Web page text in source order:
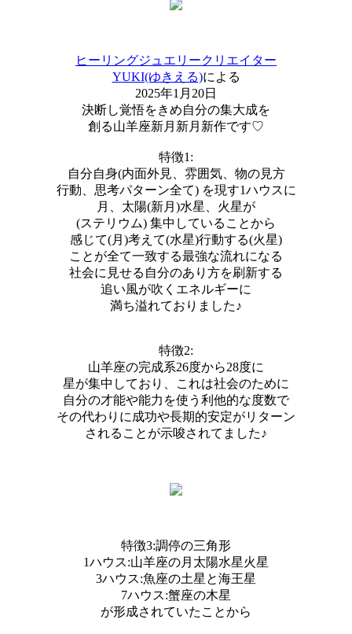
ヒーリングジュエリークリエイター
YUKI(ゆきえる)による
2025年1月20日
決断し覚悟をきめ自分の集大成を
創る山羊座新月新月新作です♡
特徴1:
自分自身(内面外見、雰囲気、物の見方
行動、思考パターン全て) を現す1ハウスに
月、太陽(新月)水星、火星が
(ステリウム) 集中していることから
感じて(月)考えて(水星)行動する(火星)
ことが全て一致する最強な流れになる
社会に見せる自分のあり方を刷新する
追い風が吹くエネルギーに
満ち溢れておりました♪
特徴2:
山羊座の完成系26度から28度に
星が集中しており、これは社会のために
自分の才能や能力を使う利他的な度数で
その代わりに成功や長期的安定がリターン
されることが示唆されてました♪
特徴3:調停の三角形
1ハウス:山羊座の月太陽水星火星
3ハウス:魚座の土星と海王星
7ハウス:蟹座の木星
が形成されていたことから